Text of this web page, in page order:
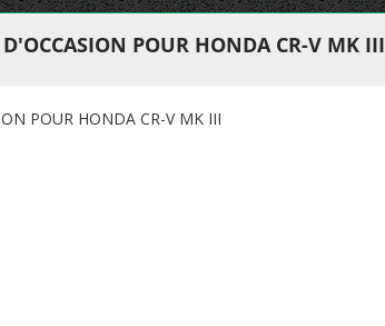
POUR HONDA CR-V MK III
POUR HONDA CR-V MK III